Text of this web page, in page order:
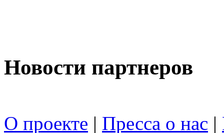
Новости партнеров
О проекте | Пресса о нас |